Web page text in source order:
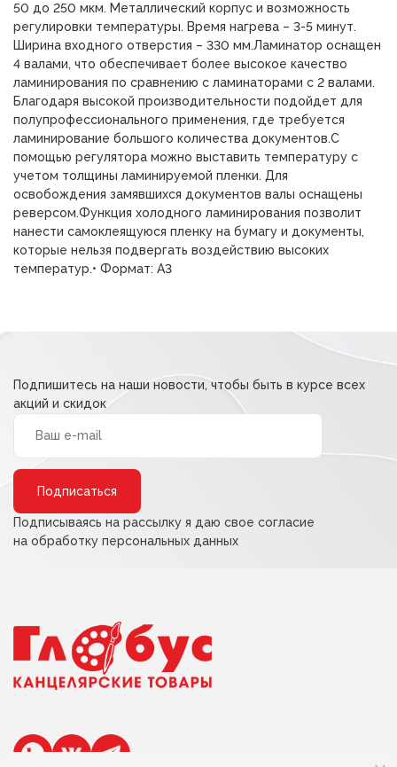
50 до 250 мкм. Металлический корпус и возможность
регулировки температуры. Время нагрева – 3-5 минут.
Ширина входного отверстия – 330 мм.Ламинатор оснащен
4 валами, что обеспечивает более высокое качество
ламинирования по сравнению с ламинаторами с 2 валами.
Благодаря высокой производительности подойдет для
полупрофессионального применения, где требуется
ламинирование большого количества документов.С
помощью регулятора можно выставить температуру с
учетом толщины ламинируемой пленки. Для
освобождения замявшихся документов валы оснащены
реверсом.Функция холодного ламинирования позволит
нанести самоклеящуюся пленку на бумагу и документы,
которые нельзя подвергать воздействию высоких
температур.• Формат: А3
Подпишитесь на наши новости, чтобы быть в курсе всех
акций и скидок
Подписываясь на рассылку я даю свое согласие
на обработку персональных данных